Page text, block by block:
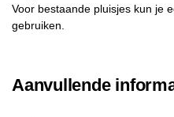
Voor bestaande pluisjes kun je
gebruiken.
Aanvullende